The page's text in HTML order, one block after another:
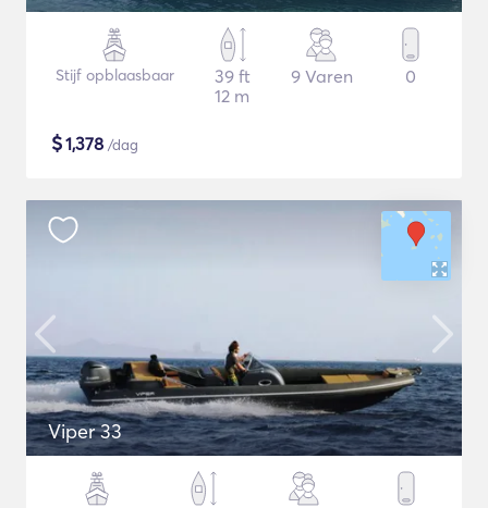
Stijf opblaasbaar
39 ft
12 m
9 Varen 0
$1,378 /dag
Viper 33